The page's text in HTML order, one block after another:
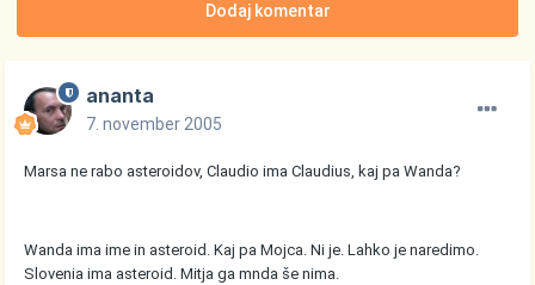
Dodaj komentar
ananta
7. november 2005
Marsa ne rabo asteroidov, Claudio ima Claudius, kaj pa Wanda?
Wanda ima ime in asteroid. Kaj pa Mojca. Ni je. Lahko je naredimo.
Slovenia ima asteroid. Mitja ga mnda še nima.